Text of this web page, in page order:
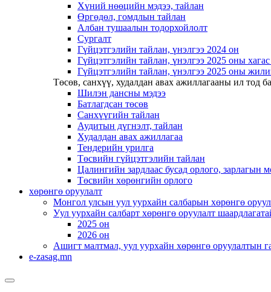
Хүний нөөцийн мэдээ, тайлан
Өргөдөл, гомдлын тайлан
Албан тушаалын тодорхойлолт
Сургалт
Гүйцэтгэлийн тайлан, үнэлгээ 2024 он
Гүйцэтгэлийн тайлан, үнэлгээ 2025 оны
Гүйцэтгэлийн тайлан, үнэлгээ 2025 оны
Төсөв, санхүү, худалдан авах ажиллагааны ил тод
Шилэн дансны мэдээ
Батлагдсан төсөв
Санхүүгийн тайлан
Аудитын дүгнэлт, тайлан
Худалдан авах ажиллагаа
Тендерийн урилга
Төсвийн гүйцэтгэлийн тайлан
Цалингийн зардлаас бусад орлого, зарлагын
Төсвийн хөрөнгийн орлого
хөрөнгө оруулалт
Монгол улсын уул уурхайн салбарын хөрөнгө
Уул уурхайн салбарт хөрөнгө оруулалт
2025 он
2026 он
Ашигт малтмал, уул уурхайн хөрөнгө оруулалтын
e-zasag.mn